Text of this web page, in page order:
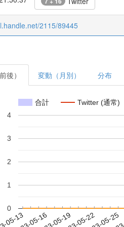
2115/89445
後） 変動（月別） 分布
合計 Twitter (通常)
0
1
2
3
4